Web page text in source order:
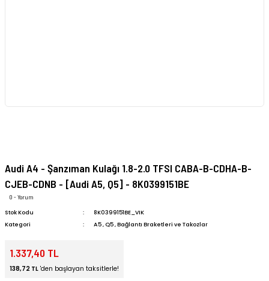
Audi A4 - Şanzıman Kulağı 1.8-2.0 TFSI CABA-B-CDHA-B-
CJEB-CDNB - [Audi A5, Q5] - 8K0399151BE
0 - Yorum
Stok Kodu
8K0399151BE_VIK
Kategori
A5, Q5,Bağlantı Braketleri ve Takozlar
1.337,40 TL
138,72 TL 'den başlayan taksitlerle!